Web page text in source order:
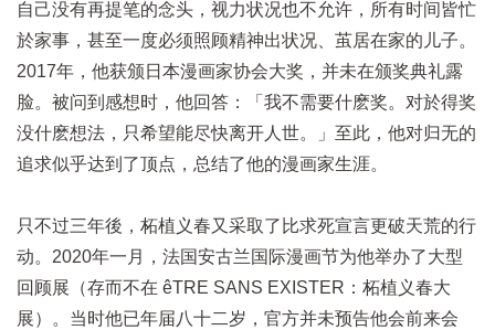
自己没有再提笔的念头，视力状况也不允许，所有时间皆忙
於家事，甚至一度必须照顾精神出状况、茧居在家的儿子。
2017年，他获颁日本漫画家协会大奖，并未在颁奖典礼露
脸。被问到感想时，他回答：「我不需要什麽奖。对於得奖
没什麽想法，只希望能尽快离开人世。」至此，他对归无的
追求似乎达到了顶点，总结了他的漫画家生涯。
只不过三年後，柘植义春又采取了比求死宣言更破天荒的行
动。2020年一月，法国安古兰国际漫画节为他举办了大型
回顾展（存而不在 êTRE SANS EXISTER：柘植义春大
展）。当时他已年届八十二岁，官方并未预告他会前来会